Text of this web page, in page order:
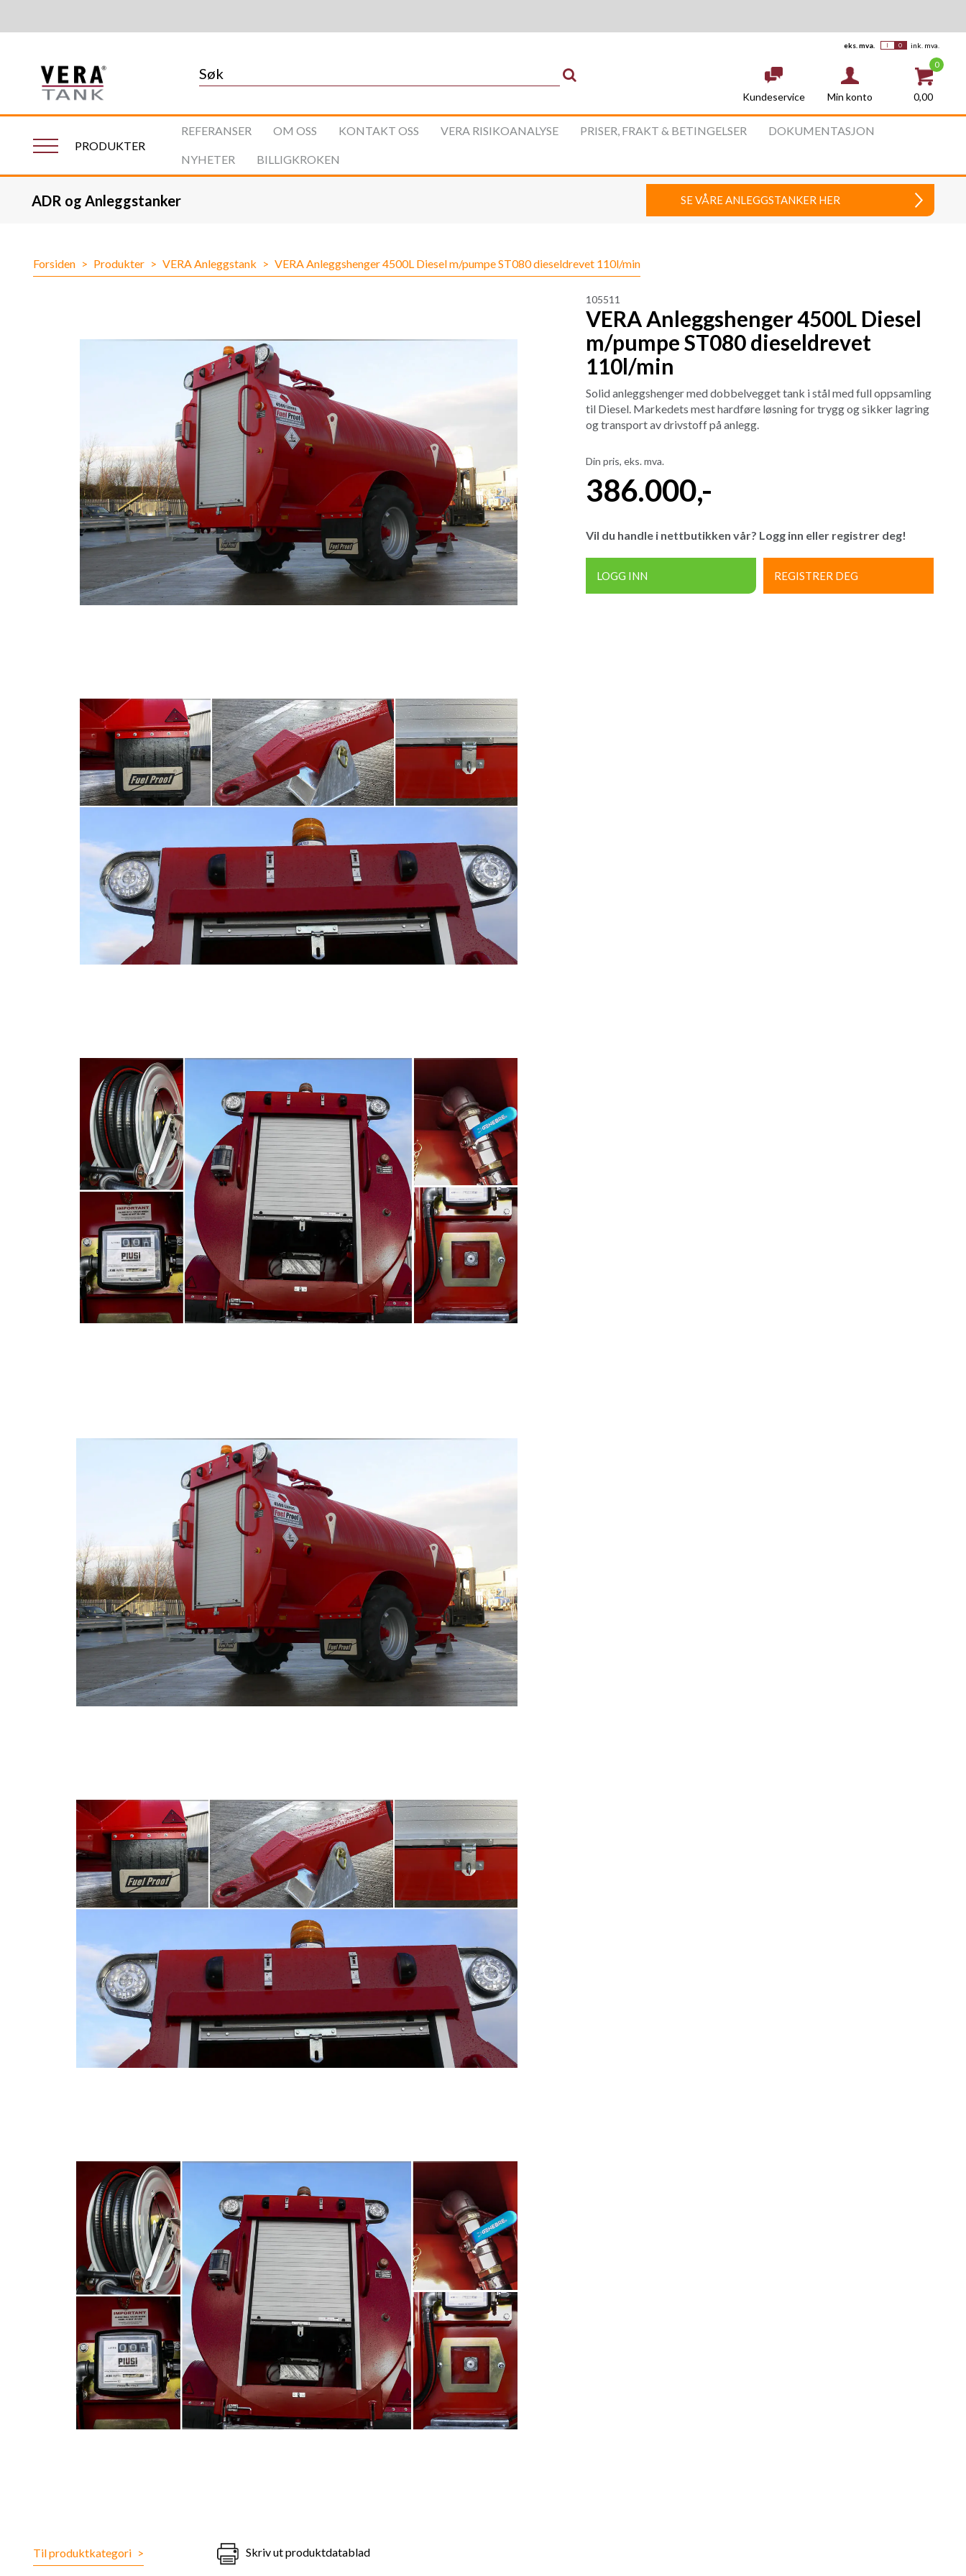
eks. mva. ink. mva.
0,00
0
Min konto
Kundeservice
PRODUKTER
REFERANSER OM OSS KONTAKT OSS VERA RISIKOANALYSE PRISER, FRAKT & BETINGELSER DOKUMENTASJON
NYHETER BILLIGKROKEN
ADR og Anleggstanker SE VÅRE ANLEGGSTANKER HER
Forsiden > Produkter > VERA Anleggstank > VERA Anleggshenger 4500L Diesel m/pumpe ST080 dieseldrevet 110l/min
Til produktkategori > Skriv ut produktdatablad
105511
VERA Anleggshenger 4500L Diesel
m/pumpe ST080 dieseldrevet
110l/min
Solid anleggshenger med dobbelvegget tank i stål med full oppsamling
til Diesel. Markedets mest hardføre løsning for trygg og sikker lagring
og transport av drivstoff på anlegg.
Din pris, eks. mva.
386.000,-
Vil du handle i nettbutikken vår? Logg inn eller registrer deg!
LOGG INN REGISTRER DEG